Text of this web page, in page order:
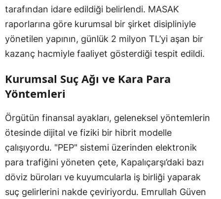
tarafından idare edildiği belirlendi. MASAK
raporlarına göre kurumsal bir şirket disipliniyle
yönetilen yapının, günlük 2 milyon TL’yi aşan bir
kazanç hacmiyle faaliyet gösterdiği tespit edildi.
Kurumsal Suç Ağı ve Kara Para
Yöntemleri
Örgütün finansal ayakları, geleneksel yöntemlerin
ötesinde dijital ve fiziki bir hibrit modelle
çalışıyordu. "PEP" sistemi üzerinden elektronik
para trafiğini yöneten çete, Kapalıçarşı’daki bazı
döviz büroları ve kuyumcularla iş birliği yaparak
suç gelirlerini nakde çeviriyordu. Emrullah Güven